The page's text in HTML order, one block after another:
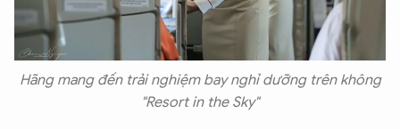
Hãng mang đến trải nghiệm bay nghỉ dưỡng trên không
"Resort in the Sky"